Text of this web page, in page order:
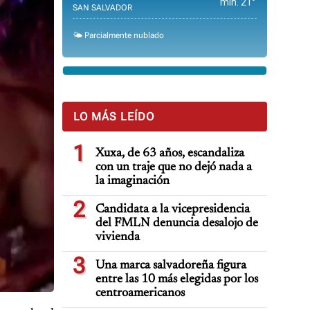
SAN SALVADOR
🌤️ Parcialmente nublado
LO MÁS LEÍDO
1
Xuxa, de 63 años, escandaliza
con un traje que no dejó nada a
la imaginación
2
Candidata a la vicepresidencia
del FMLN denuncia desalojo de
vivienda
3
Una marca salvadoreña figura
entre las 10 más elegidas por los
centroamericanos